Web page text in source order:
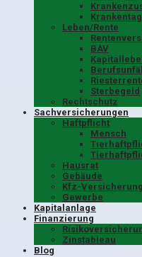
Leben/Rente
BAV
Sterbegeld
Rechtschutz
Sachversicherungen
Haftpflicht
Mensch
Hausrat
Gebäude
Kfz-Versicherung
Gewerbe
Kapitalanlage
Finanzierung
Zinstableau
Blog